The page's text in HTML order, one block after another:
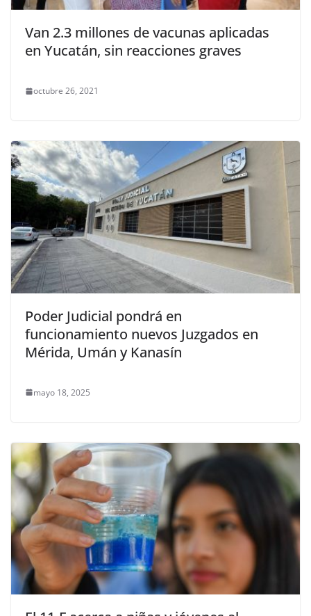
Van 2.3 millones de vacunas aplicadas
en Yucatán, sin reacciones graves
octubre 26, 2021
Poder Judicial pondrá en
funcionamiento nuevos Juzgados en
Mérida, Umán y Kanasín
mayo 18, 2025